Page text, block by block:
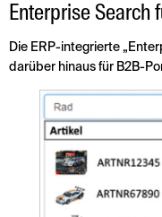
Enterprise Search
Die ERP-integrierte
darüber hinaus für B2B-